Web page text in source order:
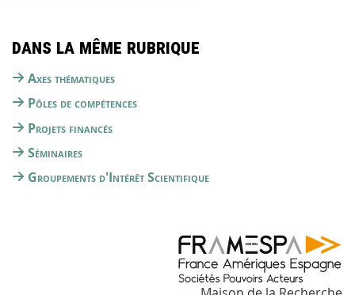
Dans la même rubrique
Axes thématiques
Pôles de compétences
Projets financés
Séminaires
Groupements d'Intérêt Scientifique